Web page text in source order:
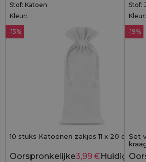
Stof: Katoen
Kleur:
-15%
10 stuks Katoenen zakjes 11 x 20 cm -
Oorspronkelijke3,99€Huidige
Stof:
Kleur:
-19%
Set